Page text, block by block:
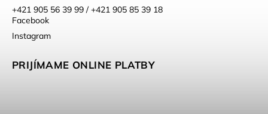
+421 905 56 39 99 / +421 905 85 39 18
Facebook
Instagram
PRIJÍMAME ONLINE PLATBY